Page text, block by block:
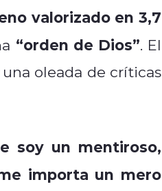
valorizado en 3,7
“orden de Dios”. El
oleada de críticas
soy un mentiroso,
importa un mero